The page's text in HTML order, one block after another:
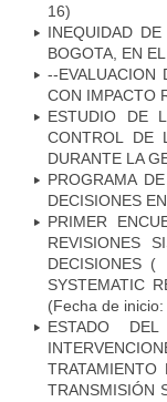
16)
INEQUIDAD
BOGOTA, EN
--EVALUACION
CON IMPACTO
ESTUDIO DE
CONTROL DE
DURANTE LA
PROGRAMA
DECISIONES
PRIMER
REVISIONES
DECISIONES (
SYSTEMATIC
(Fecha de
ESTADO
TRANSMISIÓN